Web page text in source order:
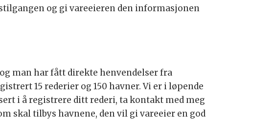
og gi vareeieren den informasjonen
man har fått direkte henvendelser fra
15 rederier og 150 havner. Vi er i løpende
i å registrere ditt rederi, ta kontakt med meg
skal tilbys havnene, den vil gi vareeier en god